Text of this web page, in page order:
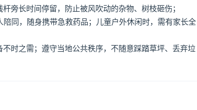
旁长时间停留，防止被风吹动的杂物、树枝砸伤；
同，随身携带急救药品；儿童户外休闲时，需有家长全
时之需；遵守当地公共秩序，不随意踩踏草坪、丢弃垃